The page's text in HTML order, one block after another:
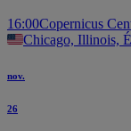
16:00Copernicus
Chicago, Illinois,
nov.
26